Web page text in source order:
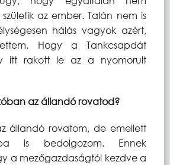
az ember. Talán nem is
hálás vagyok azért,
Hogy a Tankcsapdát
itt rakott le az a nyomorult
az állandó rovatod?
állandó rovatom, de emellett
is bedolgozom. Ennek
a mezőgazdaságtól kezdve a